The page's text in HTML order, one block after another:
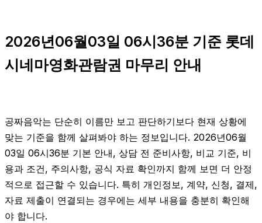
2026년06월03일 06시36분 기준 롯데
시네마영화관람권 마무리 안내
공짜음악는 단순히 이름만 보고 판단하기보다 현재 상황에
맞는 기준을 함께 살펴봐야 하는 정보입니다. 2026년06월
03일 06시36분 기본 안내, 상담 전 준비사항, 비교 기준, 비
용과 조건, 주의사항, 공식 자료 확인까지 함께 보면 더 안정
적으로 접근할 수 있습니다. 특히 개인정보, 계약, 신청, 결제,
자료 제출이 연결되는 경우에는 세부 내용을 충분히 확인해
야 합니다.